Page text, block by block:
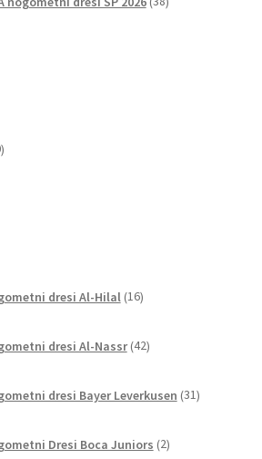
izdelkov
izdelkov
dresi Al-Hilal 16izdelkov
dresi Al-Nassr 42izdelkov
dresi Bayer Leverkusen 31izdelkov
Dresi Boca Juniors 2izdelka